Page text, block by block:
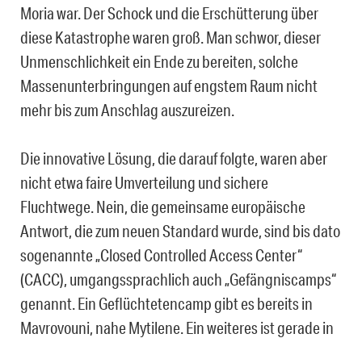
Moria war. Der Schock und die Erschütterung über
diese Katastrophe waren groß. Man schwor, dieser
Unmenschlichkeit ein Ende zu bereiten, solche
Massenunterbringungen auf engstem Raum nicht
mehr bis zum Anschlag auszureizen.
Die innovative Lösung, die darauf folgte, waren aber
nicht etwa faire Umverteilung und sichere
Fluchtwege. Nein, die gemeinsame europäische
Antwort, die zum neuen Standard wurde, sind bis dato
sogenannte „Closed Controlled Access Center“
(CACC), umgangssprachlich auch „Gefängniscamps“
genannt. Ein Geflüchtetencamp gibt es bereits in
Mavrovouni, nahe Mytilene. Ein weiteres ist gerade in